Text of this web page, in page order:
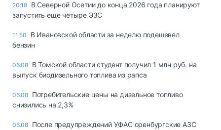
20:18 В Северной Осетии до конца 2026 года планируют
запустить еще четыре ЭЗС
11:50
В Ивановской области за неделю подешевел
бензин
06.08 В Томской области студент получил 1 млн руб. на
выпуск биодизельного топлива из рапса
06.08 Потребительские цены на дизельное топливо
снизились на 2,3%
06.08 После предупреждений УФАС оренбургские АЗС